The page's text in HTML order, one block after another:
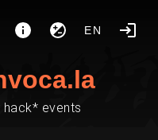
EN
events